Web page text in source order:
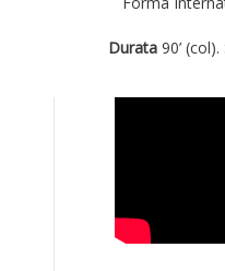
Durata90’